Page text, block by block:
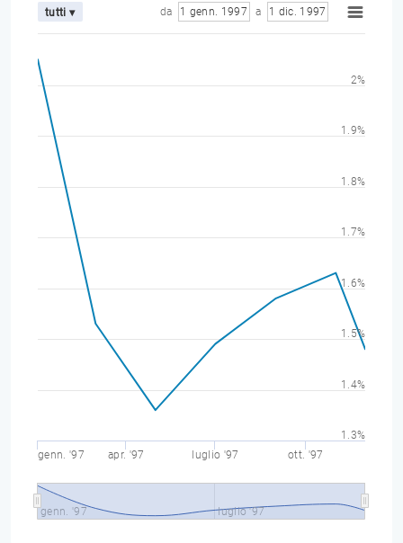
tutti ▾ da 1 genn. 1997 a 1 dic. 1997
genn. '97 apr. '97 luglio '97 ott. '97
genn. '97 luglio '97
1.3%
1.4%
1.5%
1.6%
1.7%
1.8%
1.9%
2%